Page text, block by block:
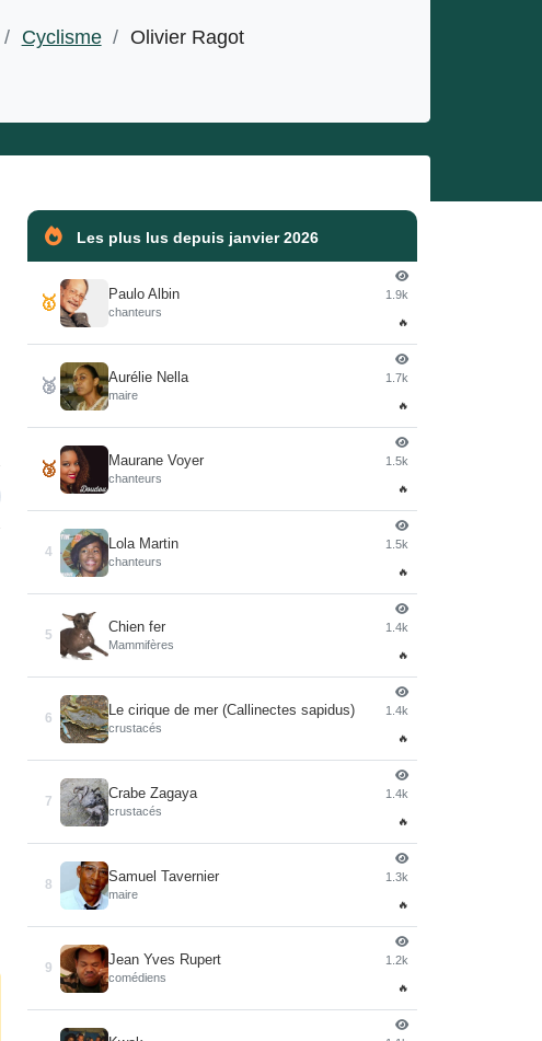
/ Cyclisme / Olivier Ragot
Les plus lus depuis janvier 2026
🥇 Paulo Albin
chanteurs
1.9k
🔥
🥈 Aurélie Nella
maire
1.7k
🔥
🥉 Maurane Voyer
chanteurs
1.5k
🔥
4
Lola Martin
chanteurs
1.5k
🔥
5
Chien fer
Mammifères
1.4k
🔥
6
Le cirique de mer (Callinectes sapidus)
crustacés
1.4k
🔥
7
Crabe Zagaya
crustacés
1.4k
🔥
8
Samuel Tavernier
maire
1.3k
🔥
9
Jean Yves Rupert
comédiens
1.2k
🔥